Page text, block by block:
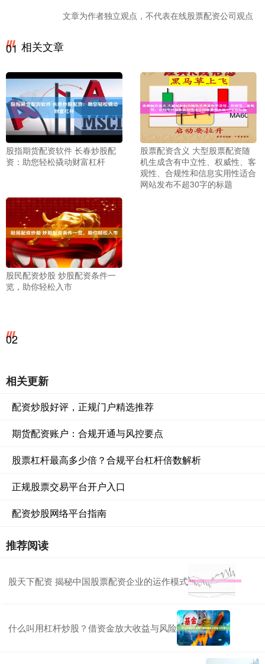
文章为作者独立观点，不代表在线股票配资公司观点
01 相关文章
股指期货配资软件 长春炒股配
资：助您轻松撬动财富杠杆
股票配资含义 大型股票配资随
机生成含有中立性、权威性、客
观性、合规性和信息实用性适合
网站发布不超30字的标题
股民配资炒股 炒股配资条件一
览，助你轻松入市
02
相关更新
配资炒股好评，正规门户精选推荐
期货配资账户：合规开通与风控要点
股票杠杆最高多少倍？合规平台杠杆倍数解析
正规股票交易平台开户入口
配资炒股网络平台指南
推荐阅读
股天下配资 揭秘中国股票配资企业的运作模式
什么叫用杠杆炒股？借资金放大收益与风险